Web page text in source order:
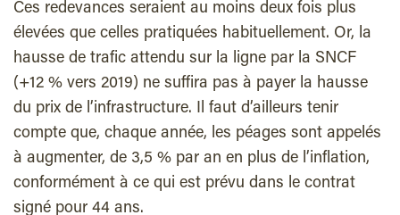
Ces redevances seraient au moins deux fois plus
élevées que celles pratiquées habituellement. Or, la
hausse de trafic attendu sur la ligne par la SNCF
(+12 % vers 2019) ne suffira pas à payer la hausse
du prix de l’infrastructure. Il faut d’ailleurs tenir
compte que, chaque année, les péages sont appelés
à augmenter, de 3,5 % par an en plus de l’inflation,
conformément à ce qui est prévu dans le contrat
signé pour 44 ans.